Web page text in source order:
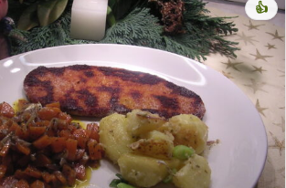
👍